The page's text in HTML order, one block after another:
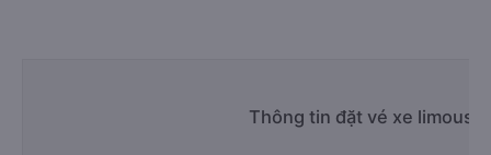
Thông tin đặt vé xe